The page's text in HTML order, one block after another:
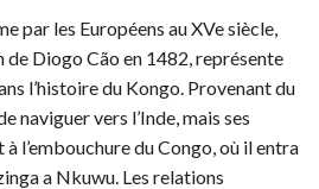
par les Européens au XVe siècle,
de Diogo Cão en 1482, représente
l’histoire du Kongo. Provenant du
naviguer vers l’Inde, mais ses
l’embouchure du Congo, où il entra
a Nkuwu. Les relations